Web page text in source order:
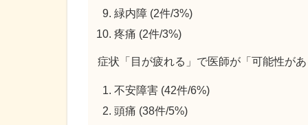
緑内障 (2件/3%)
疼痛 (2件/3%)
症状「目が疲れる」で医師が「可能性が
不安障害 (42件/6%)
頭痛 (38件/5%)